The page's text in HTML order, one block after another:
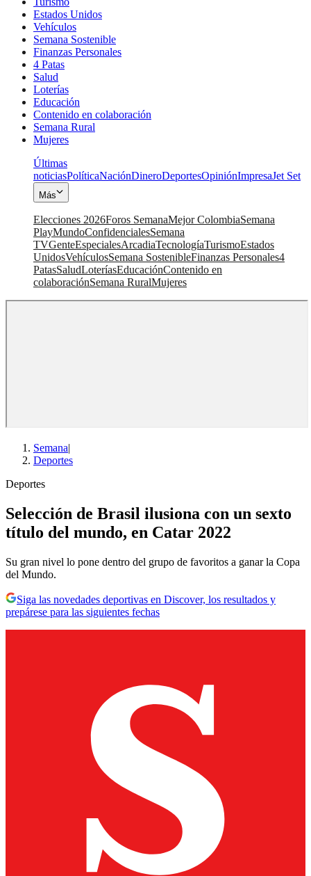
Estados Unidos
Vehículos
Semana Sostenible
Finanzas Personales
4 Patas
Salud
Loterías
Educación
Contenido en colaboración
Semana Rural
Mujeres
Últimas
noticiasPolíticaNaciónDineroDeportesOpiniónImpresaJet Set
Más
Elecciones 2026Foros SemanaMejor ColombiaSemana
PlayMundoConfidencialesSemana
TVGenteEspecialesArcadiaTecnologíaTurismoEstados
UnidosVehículosSemana SostenibleFinanzas Personales4
PatasSaludLoteríasEducaciónContenido en
colaboraciónSemana RuralMujeres
Semana|
Deportes
Deportes
Selección de Brasil ilusiona con un sexto
título del mundo, en Catar 2022
Su gran nivel lo pone dentro del grupo de favoritos a ganar la Copa
del Mundo.
Siga las novedades deportivas en Discover, los resultados y
prepárese para las siguientes fechas